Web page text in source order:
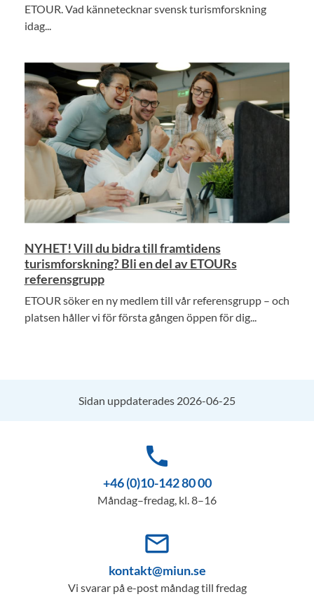
ETOUR. Vad kännetecknar svensk turismforskning
idag...
NYHET! Vill du bidra till framtidens
turismforskning? Bli en del av ETOURs
referensgrupp
ETOUR söker en ny medlem till vår referensgrupp – och
platsen håller vi för första gången öppen för dig...
Sidan uppdaterades 2026-06-25
phone
+46 (0)10-142 80 00
Måndag–fredag, kl. 8–16
mail_outline
kontakt@miun.se
Vi svarar på e-post måndag till fredag